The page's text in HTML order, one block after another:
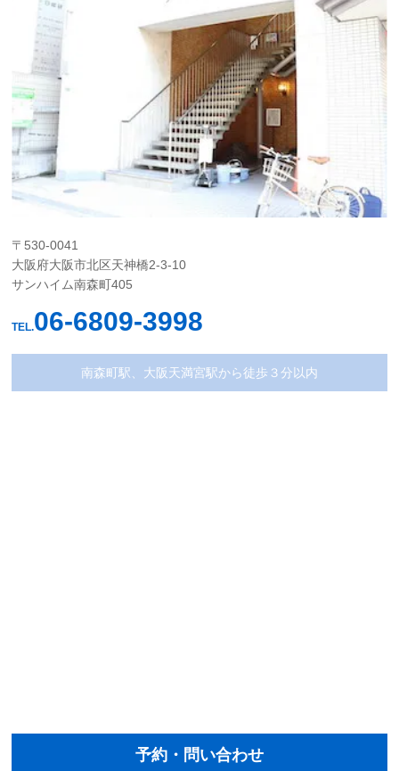
〒530-0041
大阪府大阪市北区天神橋2-3-10
サンハイム南森町405
TEL.06-6809-3998
南森町駅、大阪天満宮駅から徒歩３分以内
予約・問い合わせ